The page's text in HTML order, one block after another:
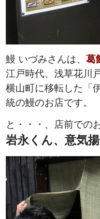
鰻 いづみさんは、 葛
江戸時代、浅草花川
横山町に移転した「
統の鰻のお店です。
と・・・、店前での
岩永くん、意気